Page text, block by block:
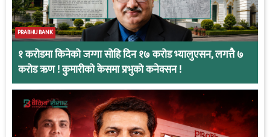
PRABHU BANK
१ करोडमा किनेको जग्गा सोहि दिन १७ करोड भ्यालुएसन, लगत्तै ७
करोड ऋण ! कुमारीको केसमा प्रभुको कनेक्सन !